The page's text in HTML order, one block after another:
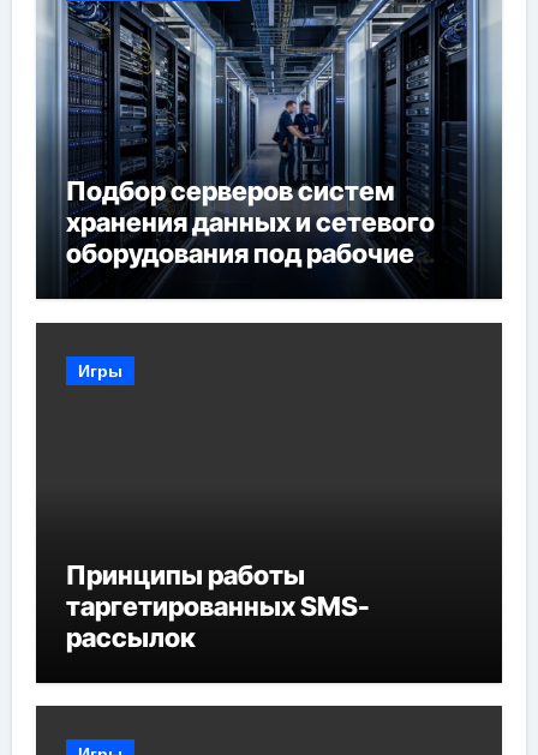
Подбор серверов систем
хранения данных и сетевого
оборудования под рабочие
задачи
Игры
Принципы работы
таргетированных SMS-
рассылок